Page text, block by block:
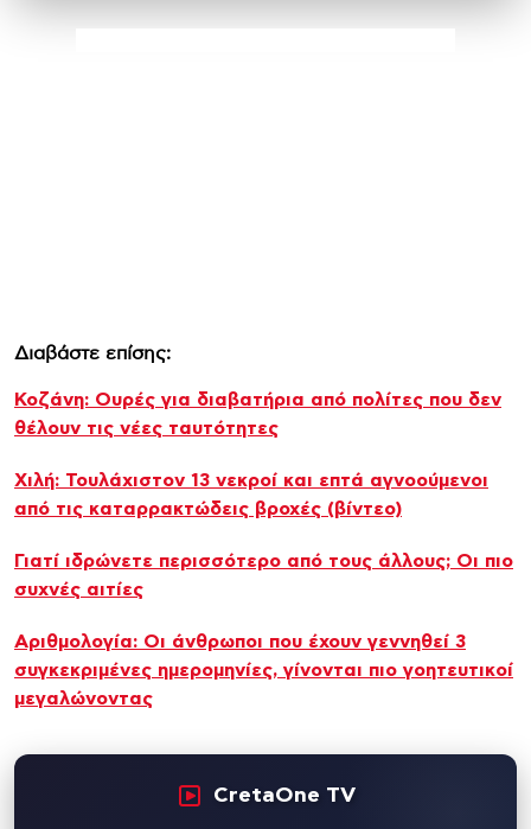
Διαβάστε επίσης:
Κοζάνη: Ουρές για διαβατήρια από πολίτες που δεν
θέλουν τις νέες ταυτότητες
Χιλή: Τουλάχιστον 13 νεκροί και επτά αγνοούμενοι
από τις καταρρακτώδεις βροχές (βίντεο)
Γιατί ιδρώνετε περισσότερο από τους άλλους; Οι πιο
συχνές αιτίες
Αριθμολογία: Οι άνθρωποι που έχουν γεννηθεί 3
συγκεκριμένες ημερομηνίες, γίνονται πιο γοητευτικοί
μεγαλώνοντας
CretaOne TV